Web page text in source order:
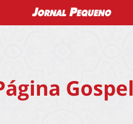
Gospel